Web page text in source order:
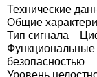
Технические
Общие
Тип сигнала
безопасностью